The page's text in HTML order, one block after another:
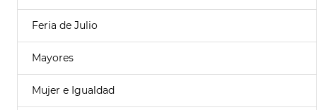
Feria de Julio
Mayores
Mujer e Igualdad